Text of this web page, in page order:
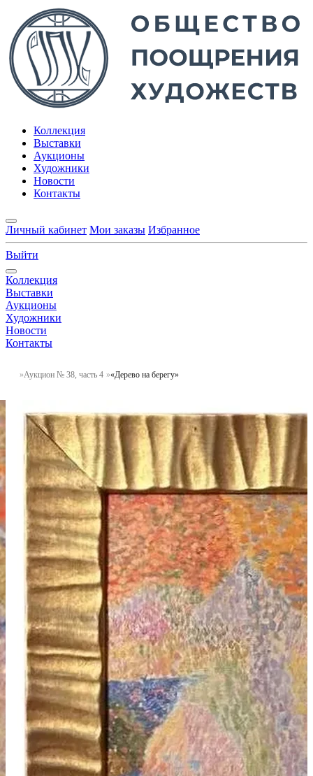
Коллекция
Выставки
Аукционы
Художники
Новости
Контакты
Личный кабинет Мои заказы Избранное
Выйти
Коллекция
Выставки
Аукционы
Художники
Новости
Контакты
Аукцион № 38, часть 4 «Дерево на берегу»